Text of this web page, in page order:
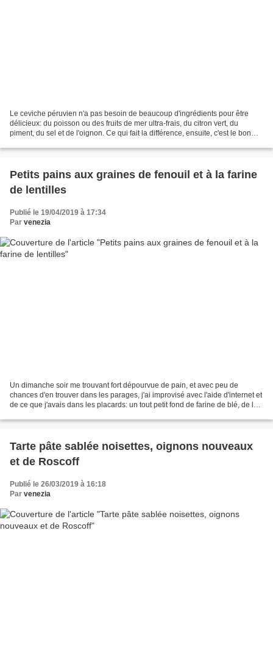
Le ceviche péruvien n'a pas besoin de beaucoup d'ingrédients pour être
délicieux: du poisson ou des fruits de mer ultra-frais, du citron vert, du
piment, du sel et de l'oignon. Ce qui fait la différence, ensuite, c'est le bon
Petits pains aux graines de fenouil et à la farine
de lentilles
Publié le 19/04/2019 à 17:34
Par venezia
Un dimanche soir me trouvant fort dépourvue de pain, et avec peu de
chances d'en trouver dans les parages, j'ai improvisé avec l'aide d'internet et
de ce que j'avais dans les placards: un tout petit fond de farine de blé, de la
Tarte pâte sablée noisettes, oignons nouveaux
et de Roscoff
Publié le 26/03/2019 à 16:18
Par venezia